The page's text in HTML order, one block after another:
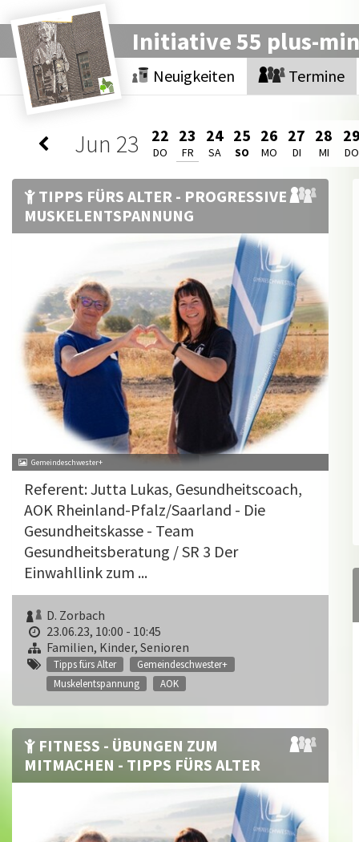
Initiative 55 plus-
Neuigkeiten Termine
Jun 23 22
DO
23
FR
24
SA
25
SO
26
MO
27
DI
28
MI DO
TIPPS FÜRS ALTER - PROGRESSIVE
MUSKELENTSPANNUNG
Gemeindeschwester+
Referent: Jutta Lukas, Gesundheitscoach,
AOK Rheinland-Pfalz/Saarland - Die
Gesundheitskasse - Team
Gesundheitsberatung / SR 3 Der
Einwahllink zum ...
D. Zorbach
23.06.23, 10:00 - 10:45
Familien, Kinder, Senioren
Tipps fürs Alter
Gemeindeschwester+
Muskelentspannung
AOK
FITNESS - ÜBUNGEN ZUM
MITMACHEN - TIPPS FÜRS ALTER